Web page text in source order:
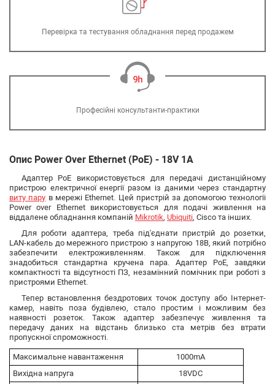
Перевірка та тестування обладнання перед продажем
Професійні консультанти-практики
Опис Power Over Ethernet (PoE) - 18V 1A
Адаптер PoE використовується для передачі дистанційному
пристрою електричної енергії разом із даними через стандартну
виту пару в мережі Ethernet. Цей пристрій за допомогою технології
Power over Ethernet використовується для подачі живлення на
віддалене обладнання компаній Mikrotik, Ubiquiti, Cisco та інших.
Для роботи адаптера, треба під'єднати пристрій до розетки,
LAN-кабель до мережного пристрою з напругою 18В, який потрібно
забезпечити електроживленням. Також для підключення
знадобиться стандартна кручена пара. Адаптер РoЕ, завдяки
компактності та відсутності ПЗ, незамінний помічник при роботі з
пристроями Ethernet.
Тепер встановлення бездротових точок доступу або Інтернет-
камер, навіть поза будівлею, стало простим і можливим без
наявності розеток. Також адаптер забезпечує живлення та
передачу даних на відстань близько ста метрів без втрати
пропускної спроможності.
Максимальне навантаження
1000mA
Вихідна напруга
18VDC